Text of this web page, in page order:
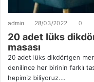
admin 28/03/2022 0
20 adet lüks
masası
20 adet lüks dikdörtgen
denilince her birinin farklı
hepimiz biliyoruz.…